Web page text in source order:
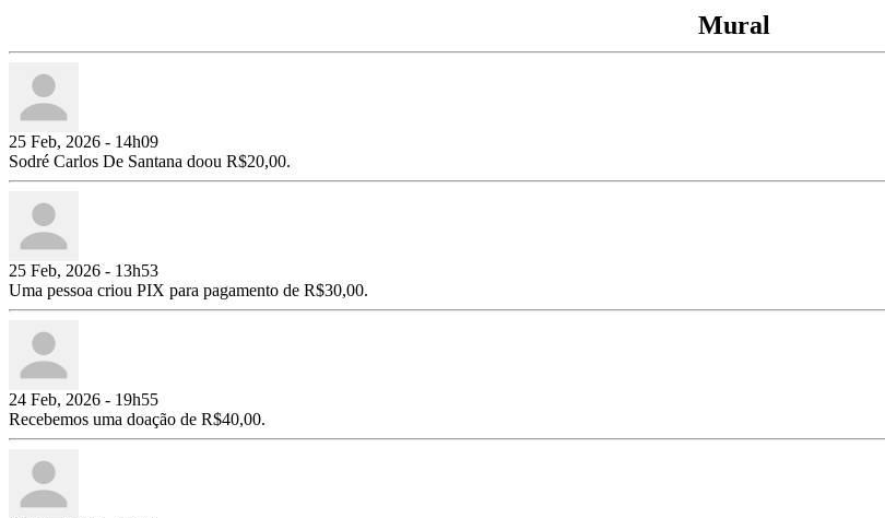
Mural
25 Feb, 2026 - 14h09
Sodré Carlos De Santana doou R$20,00.
25 Feb, 2026 - 13h53
Uma pessoa criou PIX para pagamento de R$30,00.
24 Feb, 2026 - 19h55
Recebemos uma doação de R$40,00.